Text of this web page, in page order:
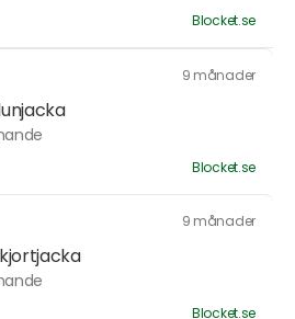
Blocket.se
9 månader
Blocket.se
9 månader
Blocket.se